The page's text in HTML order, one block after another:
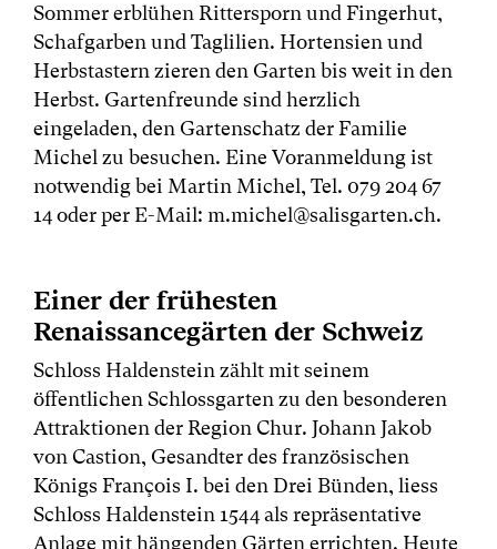
Sommer erblühen Rittersporn und Fingerhut,
Schafgarben und Taglilien. Hortensien und
Herbstastern zieren den Garten bis weit in den
Herbst. Gartenfreunde sind herzlich
eingeladen, den Gartenschatz der Familie
Michel zu besuchen. Eine Voranmeldung ist
notwendig bei Martin Michel, Tel. 079 204 67
14 oder per E-Mail: m.michel@salisgarten.ch.
Einer der frühesten
Renaissancegärten der Schweiz
Schloss Haldenstein zählt mit seinem
öffentlichen Schlossgarten zu den besonderen
Attraktionen der Region Chur. Johann Jakob
von Castion, Gesandter des französischen
Königs François I. bei den Drei Bünden, liess
Schloss Haldenstein 1544 als repräsentative
Anlage mit hängenden Gärten errichten. Heute